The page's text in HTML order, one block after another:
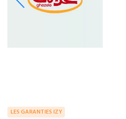
LES GARANTIES IZY